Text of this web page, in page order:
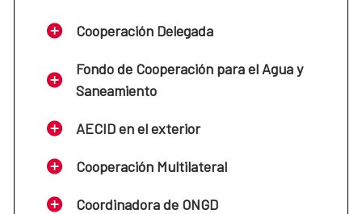
Cooperación Delegada
Fondo de Cooperación para el Agua y
Saneamiento
AECID en el exterior
Cooperación Multilateral
Coordinadora de ONGD